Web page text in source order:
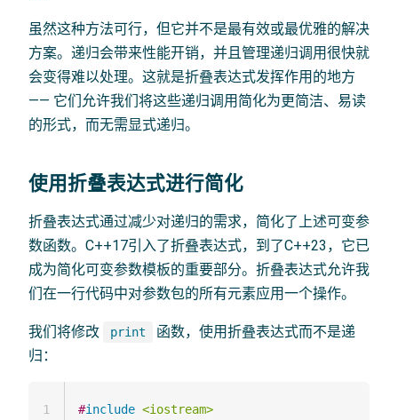
虽然这种方法可行，但它并不是最有效或最优雅的解决
方案。递归会带来性能开销，并且管理递归调用很快就
会变得难以处理。这就是折叠表达式发挥作用的地方
—— 它们允许我们将这些递归调用简化为更简洁、易读
的形式，而无需显式递归。
使用折叠表达式进行简化
折叠表达式通过减少对递归的需求，简化了上述可变参
数函数。C++17引入了折叠表达式，到了C++23，它已
成为简化可变参数模板的重要部分。折叠表达式允许我
们在一行代码中对参数包的所有元素应用一个操作。
我们将修改 print
函数，使用折叠表达式而不是递
归：
#include <iostream>
1